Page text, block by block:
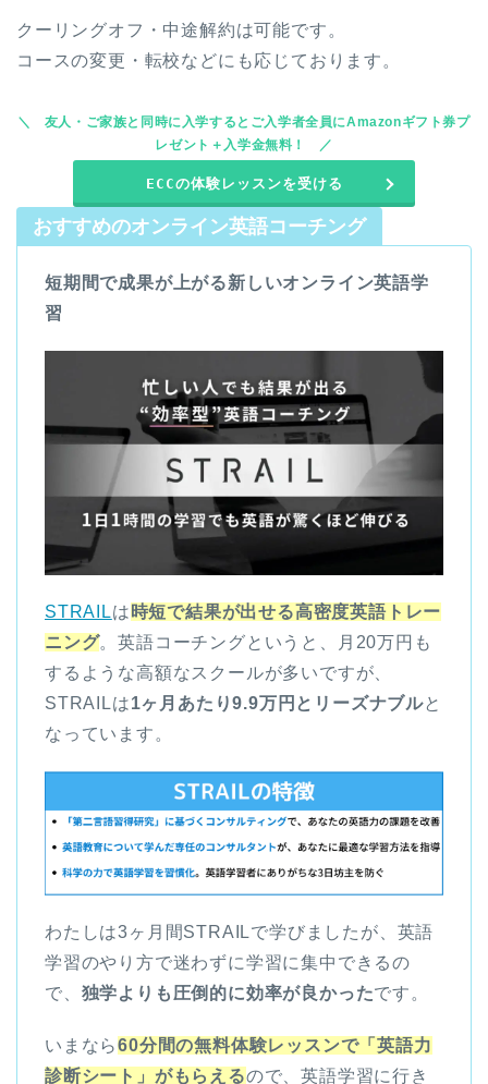
クーリングオフ・中途解約は可能です。
コースの変更・転校などにも応じております。
友人・ご家族と同時に入学するとご入学者全員にAmazonギフト券プ
レゼント＋入学金無料！
ECCの体験レッスンを受ける
おすすめのオンライン英語コーチング
短期間で成果が上がる新しいオンライン英語学
習
STRAILは 時短で結果が出せる高密度英語トレー
ニング。英語コーチングというと、月20万円も
するような高額なスクールが多いですが、
STRAILは1ヶ月あたり9.9万円とリーズナブルと
なっています。
わたしは3ヶ月間STRAILで学びましたが、英語
学習のやり方で迷わずに学習に集中できるの
で、 独学よりも圧倒的に効率が良かったです。
いまなら60分間の無料体験レッスンで「英語力
診断シート」がもらえるので、英語学習に行き